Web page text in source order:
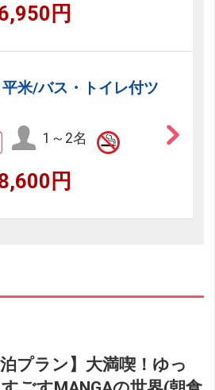
円
米/バス・トイレ付ツ
1～2名
円
泊プラン】大満喫！ゆっ